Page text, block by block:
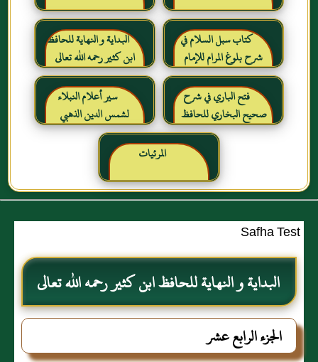
كتاب سبل السلام في
شرح بلوغ المرام للإمام
الصنعاني رحمه الله
البداية و النهاية للحافظ
ابن كثير رحمه الله تعالى
فتح الباري في شرح
صحيح البخاري للحافظ
ابن حجر العسقلاني
سير أعلام النبلاء
لشمس الدين الذهبي
المرئيات
Safha Test
البداية و النهاية للحافظ ابن كثير رحمه الله تعالى
الجزء الرابع عشر